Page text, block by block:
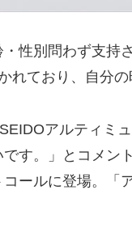
性別問わず支持
れており、自分
アルティミ
す。」とコメ
ールに登場。「